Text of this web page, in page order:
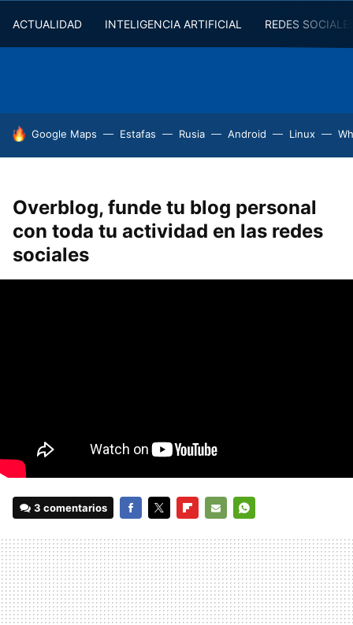
ACTUALIDAD INTELIGENCIA ARTIFICIAL REDES
HOY SE HABLA DE
Google Maps Estafas Rusia Android Linux
Overblog, funde tu blog personal
con toda tu actividad en las redes
sociales
3 comentarios
MAIL